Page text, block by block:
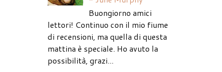
Buongiorno amici
lettori! Continuo con il mio fiume
di recensioni, ma quella di questa
mattina è speciale. Ho avuto la
possibilità, grazi...